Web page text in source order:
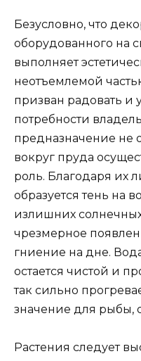
Безусловно, что
оборудованного на
выполняет
неотъемлемой
призван радовать и
потребности
предназначение не
вокруг пруда
роль. Благодаря их
образуется тень на
излишних
чрезмерное
гниение на дне.
остается чистой и
так сильно
значение для рыбы,
Растения следует